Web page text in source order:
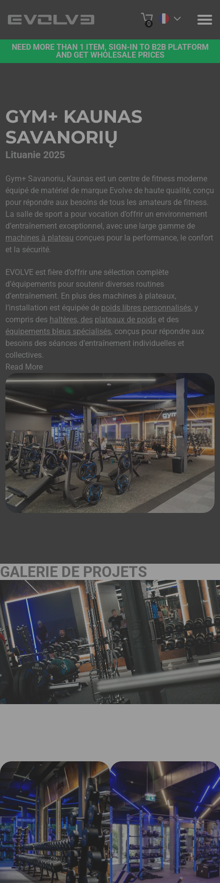
0
PRODUITS
PROJETS
NEED MORE THAN 1 ITEM, SIGN-IN TO B2B PLATFORM
AND GET WHOLESALE PRICES
GYM+ KAUNAS
SAVANORIŲ
Lituanie 2025
Gym+ Savanoriu, Kaunas est un centre de fitness moderne
équipé de matériel de marque Evolve de haute qualité, conçu
pour répondre aux besoins de tous les amateurs de fitness.
La salle de sport a pour vocation d’offrir un environnement
d’entraînement exceptionnel, avec une large gamme de
machines à plateau conçues pour la performance, le confort
et la sécurité.
EVOLVE est fière d’offrir une sélection complète
d’équipements pour soutenir diverses routines
d’entraînement. En plus des machines à plateaux,
l’installation est équipée de poids libres personnalisés, y
compris des haltères, des plateaux de poids et des
équipements bleus spécialisés, conçus pour répondre aux
besoins des séances d’entraînement individuelles et
collectives.
Read More
GALERIE DE PROJETS